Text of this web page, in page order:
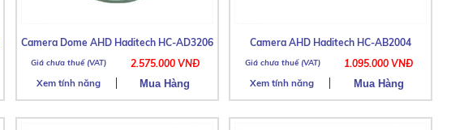
Camera Dome AHD Haditech HC-AD3206
2.575.000 VNĐ
Xem tính năng
Camera AHD Haditech HC-AB2004
1.095.000 VNĐ
Xem tính năng